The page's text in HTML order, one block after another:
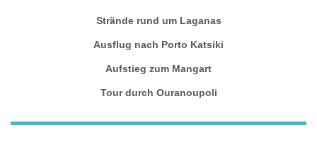
Strände rund um Laganas
Ausflug nach Porto Katsiki
Aufstieg zum Mangart
Tour durch Ouranoupoli